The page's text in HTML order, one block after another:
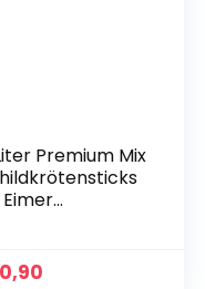
Premium Mix